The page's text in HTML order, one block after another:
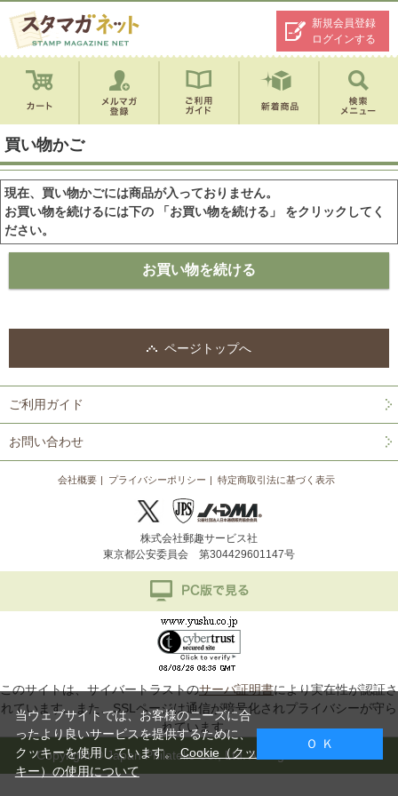
新規会員登録
ログインする
買い物かご
現在、買い物かごには商品が入っておりません。
お買い物を続けるには下の 「お買い物を続ける」 をクリックしてく
ださい。
ページトップへ
ご利用ガイド
お問い合わせ
会社概要 プライバシーポリシー 特定商取引法に基づく表示
株式会社郵趣サービス社
東京都公安委員会 第304429601147号
このサイトは、サイバートラストのサーバ証明書により実在性が認証さ
れています。また、SSLページは通信が暗号化されプライバシーが守ら
れています。
Copyright © Japan Philatelic Co., Ltd. All Rights Reserved.
当ウェブサイトでは、お客様のニーズに合
ったより良いサービスを提供するために、
クッキーを使用しています。Cookie（クッ
キー）の使用について
Ｏ Ｋ